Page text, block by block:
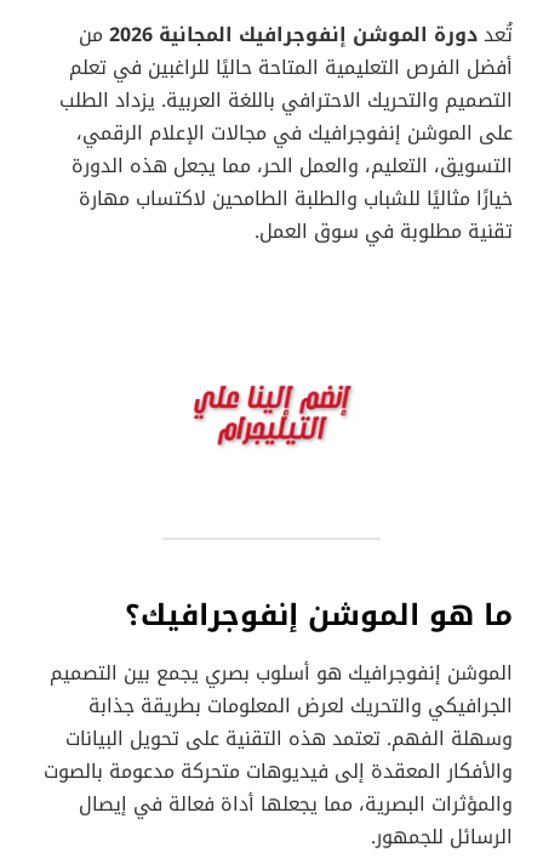
تُعددورة الموشن إنفوجرافيك المجانية 2026
من
أفضل الفرص التعليمية المتاحة حاليًا للراغبين في تعلم
التصميم والتحريك الاحترافي باللغة العربية. يزداد الطلب
على الموشن إنفوجرافيك في مجالات الإعلام الرقمي،
التسويق، التعليم، والعمل الحر، مما يجعل هذه الدورة
خيارًا مثاليًا للشباب والطلبة الطامحين لاكتساب مهارة
تقنية مطلوبة في سوق العمل.
ما هو الموشن إنفوجرافيك؟
الموشن إنفوجرافيك هو أسلوب بصري يجمع بين التصميم
الجرافيكي والتحريك لعرض المعلومات بطريقة جذابة
وسهلة الفهم. تعتمد هذه التقنية على تحويل البيانات
والأفكار المعقدة إلى فيديوهات متحركة مدعومة بالصوت
والمؤثرات البصرية، مما يجعلها أداة فعالة في إيصال
الرسائل للجمهور.